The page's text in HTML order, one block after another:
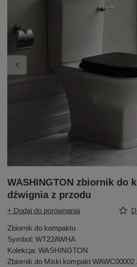
WASHINGTON zbiornik do
dźwignia z przodu
+ Dodaj do porównania
Zbiornik do kompaktu
Symbol: WT22AWHA
Kolekcja: WASHINGTON
Zbiornik do Miski kompakt WAWC00002